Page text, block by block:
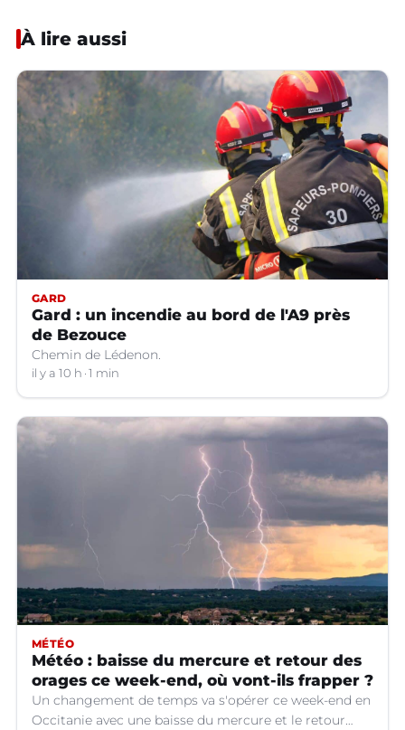
À lire aussi
GARD
Gard : un incendie au bord de l'A9 près
de Bezouce
Chemin de Lédenon.
il y a 10 h 1 min
MÉTÉO
Météo : baisse du mercure et retour des
orages ce week-end, où vont-ils frapper ?
Un changement de temps va s'opérer ce week-end en
Occitanie avec une baisse du mercure et le retour